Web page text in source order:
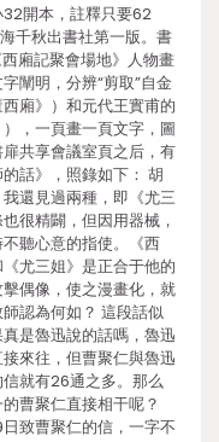
開本，註釋只要62
千秋出書社第一版。書
廂記聚會場地》人物畫
闡明，分辨“剪取”自金
廂》）和元代王實甫的
，一頁畫一頁文字，圖
共享會議室頁之后，有
話》，照錄如下： 胡
還見過兩種，即《尤三
很精闢，但因用器械，
聽心意的指使。《西
尤三姐》是正合于他的
偶像，使之漫畫化，就
認為何如？ 這段話似
是魯迅說的話嗎，魯迅
來往，但曹聚仁與魯迅
就有26通之多。那么
曹聚仁直接相干呢？
致曹聚仁的信，一字不